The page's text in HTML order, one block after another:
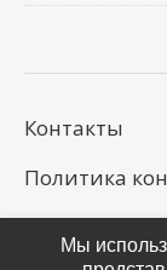
Контакты
Политика
Мы